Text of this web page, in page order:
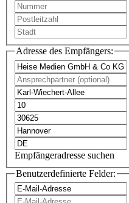
Adresse des Empfängers:
Empfängeradresse suchen
Benutzerdefinierte Felder: